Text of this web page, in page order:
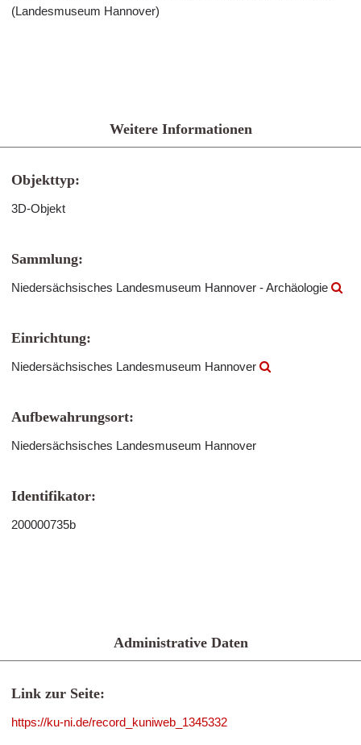
(Landesmuseum Hannover)
Weitere Informationen
Objekttyp:
3D-Objekt
Sammlung:
Niedersächsisches Landesmuseum Hannover - Archäologie
Einrichtung:
Niedersächsisches Landesmuseum Hannover
Aufbewahrungsort:
Niedersächsisches Landesmuseum Hannover
Identifikator:
200000735b
Administrative Daten
Link zur Seite:
https://ku-ni.de/record_kuniweb_1345332